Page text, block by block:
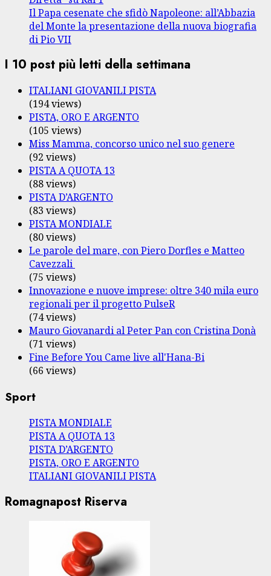
Il Papa cesenate che sfidò Napoleone: all’Abbazia
del Monte la presentazione della nuova biografia
di Pio VII
I 10 post più letti della settimana
ITALIANI GIOVANILI PISTA
(194 views)
PISTA, ORO E ARGENTO
(105 views)
Miss Mamma, concorso unico nel suo genere
(92 views)
PISTA A QUOTA 13
(88 views)
PISTA D’ARGENTO
(83 views)
PISTA MONDIALE
(80 views)
Le parole del mare, con Piero Dorfles e Matteo
Cavezzali
(75 views)
Innovazione e nuove imprese: oltre 340 mila euro
regionali per il progetto PulseR
(74 views)
Mauro Giovanardi al Peter Pan con Cristina Donà
(71 views)
Fine Before You Came live all'Hana-Bi
(66 views)
Sport
PISTA MONDIALE
PISTA A QUOTA 13
PISTA D’ARGENTO
PISTA, ORO E ARGENTO
ITALIANI GIOVANILI PISTA
Romagnapost Riserva